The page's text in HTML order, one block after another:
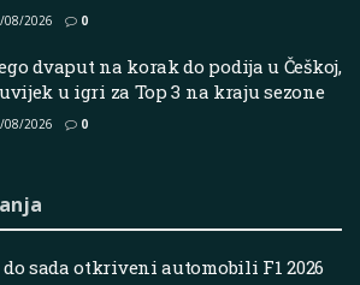
08/2026 0
dvaput na korak do podija u Češkoj,
u igri za Top 3 na kraju sezone
08/2026 0
sada otkriveni automobili F1 2026